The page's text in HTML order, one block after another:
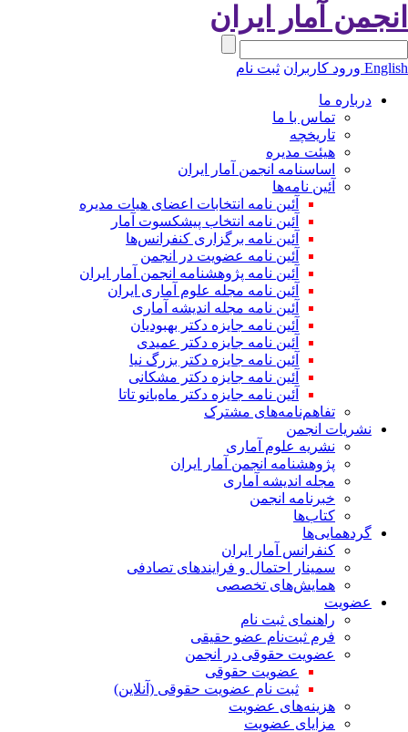
آمار ایران
ورود کاربران ثبت نام
درباره ما
تماس با ما
تاریخچه
هیئت مدیره
اساسنامه انجمن آمار ایران
آئین نامه‌ها
آئین نامه انتخابات اعضای هیات مدیره
آئین نامه انتخاب پیشکسوت آمار
آئین نامه برگزاری کنفرانس‌ها
آئین نامه عضویت در انجمن
آئین نامه پژوهشنامه انجمن آمار ایران
آئین نامه مجله علوم آماری ایران
آئین نامه مجله اندیشه آماری
آئین‌ نامه جایزه دکتر بهبودیان
آئین نامه جایزه دکتر عمیدی
آئین نامه جایزه دکتر بزرگ نیا
آئین نامه جایزه دکتر مشکانی
آئین نامه جایزه دکتر ماه‌بانو تاتا
تفاهم‌نامه‌های مشترک
نشریات انجمن
نشریه علوم آماری
پژوهشنامه انجمن آمار ایران
مجله اندیشه آماری
خبرنامه انجمن
کتاب‌ها
گردهمایی‌ها
کنفرانس آمار ایران
سمینار احتمال و فرایندهای تصادفی
همایش‌های تخصصی
عضویت
راهنمای ثبت نام
فرم ثبت‌نام عضو حقیقی
عضویت حقوقی در انجمن
عضویت حقوقی
ثبت نام عضویت حقوقی (آنلاین)
هزینه‌های عضویت
مزایای عضویت